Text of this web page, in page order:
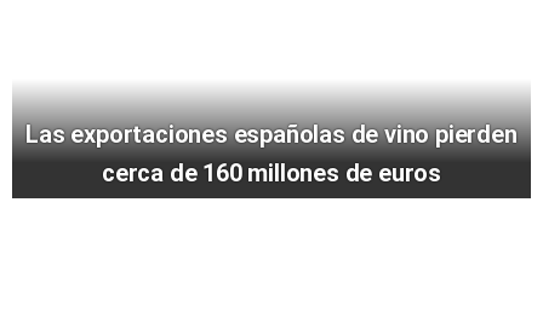
Las exportaciones españolas de vino pierden
cerca de 160 millones de euros